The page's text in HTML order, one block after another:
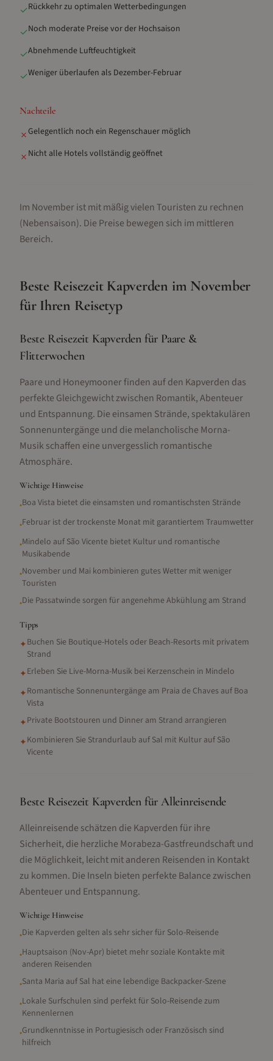
✓Rückkehr zu optimalen Wetterbedingungen
✓Noch moderate Preise vor der Hochsaison
✓Abnehmende Luftfeuchtigkeit
✓Weniger überlaufen als Dezember-Februar
Nachteile
✗Gelegentlich noch ein Regenschauer möglich
✗ Nicht alle Hotels vollständig geöffnet
Im November ist mit mäßig vielen Touristen zu rechnen
(Nebensaison). Die Preise bewegen sich im mittleren
Bereich.
Beste Reisezeit Kapverden im November
für Ihren Reisetyp
Beste Reisezeit Kapverden für Paare &
Flitterwochen
Paare und Honeymooner finden auf den Kapverden das
perfekte Gleichgewicht zwischen Romantik, Abenteuer
und Entspannung. Die einsamen Strände, spektakulären
Sonnenuntergänge und die melancholische Morna-
Musik schaffen eine unvergesslich romantische
Atmosphäre.
Wichtige Hinweise
•Boa Vista bietet die einsamsten und romantischsten Strände
•Februar ist der trockenste Monat mit garantiertem Traumwetter
•Mindelo auf São Vicente bietet Kultur und romantische
Musikabende
•November und Mai kombinieren gutes Wetter mit weniger
Touristen
•Die Passatwinde sorgen für angenehme Abkühlung am Strand
Tipps
✦Buchen Sie Boutique-Hotels oder Beach-Resorts mit privatem
Strand
✦Erleben Sie Live-Morna-Musik bei Kerzenschein in Mindelo
✦Romantische Sonnenuntergänge am Praia de Chaves auf Boa
Vista
✦Private Bootstouren und Dinner am Strand arrangieren
✦Kombinieren Sie Strandurlaub auf Sal mit Kultur auf São
Vicente
Beste Reisezeit Kapverden für Alleinreisende
Alleinreisende schätzen die Kapverden für ihre
Sicherheit, die herzliche Morabeza-Gastfreundschaft und
die Möglichkeit, leicht mit anderen Reisenden in Kontakt
zu kommen. Die Inseln bieten perfekte Balance zwischen
Abenteuer und Entspannung.
Wichtige Hinweise
•Die Kapverden gelten als sehr sicher für Solo-Reisende
•Hauptsaison (Nov-Apr) bietet mehr soziale Kontakte mit
anderen Reisenden
•Santa Maria auf Sal hat eine lebendige Backpacker-Szene
•Lokale Surfschulen sind perfekt für Solo-Reisende zum
Kennenlernen
•Grundkenntnisse in Portugiesisch oder Französisch sind
hilfreich